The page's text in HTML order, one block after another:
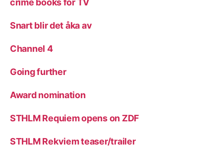
crime books for TV
Snart blir det åka av
Channel 4
Going further
Award nomination
STHLM Requiem opens on ZDF
STHLM Rekviem teaser/trailer